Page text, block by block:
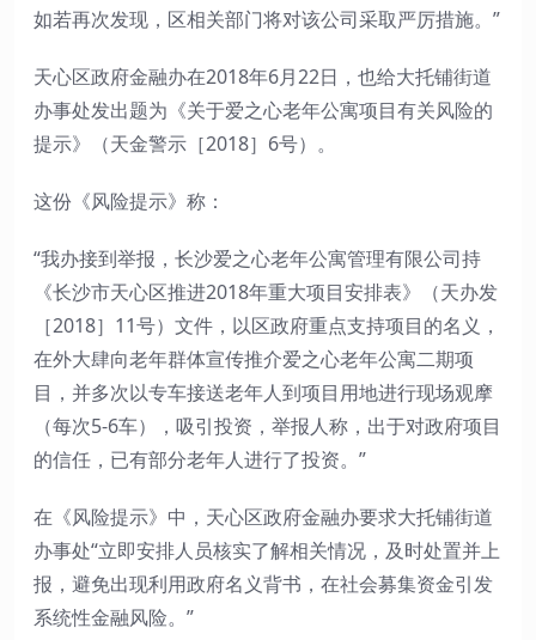
如若再次发现，区相关部门将对该公司采取严厉措施。”
天心区政府金融办在2018年6月22日，也给大托铺街道
办事处发出题为《关于爱之心老年公寓项目有关风险的
提示》（天金警示［2018］6号）。
这份《风险提示》称：
“我办接到举报，长沙爱之心老年公寓管理有限公司持
《长沙市天心区推进2018年重大项目安排表》（天办发
［2018］11号）文件，以区政府重点支持项目的名义，
在外大肆向老年群体宣传推介爱之心老年公寓二期项
目，并多次以专车接送老年人到项目用地进行现场观摩
（每次5-6车），吸引投资，举报人称，出于对政府项目
的信任，已有部分老年人进行了投资。”
在《风险提示》中，天心区政府金融办要求大托铺街道
办事处“立即安排人员核实了解相关情况，及时处置并上
报，避免出现利用政府名义背书，在社会募集资金引发
系统性金融风险。”